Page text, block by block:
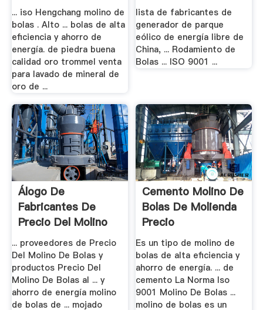
... iso Hengchang molino de
bolas . Alto ... bolas de alta
eficiencia y ahorro de
energía. de piedra buena
calidad oro trommel venta
para lavado de mineral de
oro de ...
lista de fabricantes de
generador de parque
eólico de energía libre de
China, ... Rodamiento de
Bolas ... ISO 9001 ...
Álogo De
Fabricantes De
Precio Del Molino
De .
... proveedores de Precio
Del Molino De Bolas y
productos Precio Del
Molino De Bolas al ... y
ahorro de energía molino
de bolas de ... mojado
Cemento Molino De
Bolas De Molienda
Precio
Es un tipo de molino de
bolas de alta eficiencia y
ahorro de energía. ... de
cemento La Norma Iso
9001 Molino De Bolas ...
molino de bolas es un